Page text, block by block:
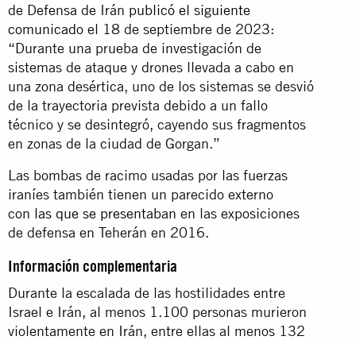
de Defensa de Irán publicó el siguiente
comunicado el 18 de septiembre de 2023:
“Durante una prueba de investigación de
sistemas de ataque y drones llevada a cabo en
una zona desértica, uno de los sistemas se desvió
de la trayectoria prevista debido a un fallo
técnico y se desintegró, cayendo sus fragmentos
en zonas de la ciudad de Gorgan.”
Las bombas de racimo usadas por las fuerzas
iraníes también tienen un parecido externo
con las que se presentaban en las exposiciones
de defensa en Teherán en 2016.
Información complementaria
Durante la escalada de las hostilidades entre
Israel e Irán, al menos 1.100 personas murieron
violentamente en Irán, entre ellas al menos 132